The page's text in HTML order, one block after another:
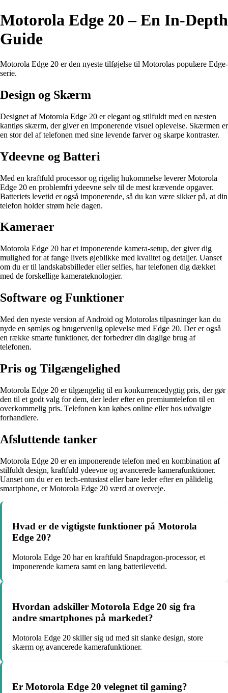
Motorola Edge 20 – En In-Depth
Guide
Motorola Edge 20 er den nyeste tilføjelse til Motorolas populære Edge-
serie.
Design og Skærm
Designet af Motorola Edge 20 er elegant og stilfuldt med en næsten
kantløs skærm, der giver en imponerende visuel oplevelse. Skærmen er
en stor del af telefonen med sine levende farver og skarpe kontraster.
Ydeevne og Batteri
Med en kraftfuld processor og rigelig hukommelse leverer Motorola
Edge 20 en problemfri ydeevne selv til de mest krævende opgaver.
Batteriets levetid er også imponerende, så du kan være sikker på, at din
telefon holder strøm hele dagen.
Kameraer
Motorola Edge 20 har et imponerende kamera-setup, der giver dig
mulighed for at fange livets øjeblikke med kvalitet og detaljer. Uanset
om du er til landskabsbilleder eller selfies, har telefonen dig dækket
med de forskellige kamerateknologier.
Software og Funktioner
Med den nyeste version af Android og Motorolas tilpasninger kan du
nyde en sømløs og brugervenlig oplevelse med Edge 20. Der er også
en række smarte funktioner, der forbedrer din daglige brug af
telefonen.
Pris og Tilgængelighed
Motorola Edge 20 er tilgængelig til en konkurrencedygtig pris, der gør
den til et godt valg for dem, der leder efter en premiumtelefon til en
overkommelig pris. Telefonen kan købes online eller hos udvalgte
forhandlere.
Afsluttende tanker
Motorola Edge 20 er en imponerende telefon med en kombination af
stilfuldt design, kraftfuld ydeevne og avancerede kamerafunktioner.
Uanset om du er en tech-entusiast eller bare leder efter en pålidelig
smartphone, er Motorola Edge 20 værd at overveje.
Hvad er de vigtigste funktioner på Motorola
Edge 20?
Motorola Edge 20 har en kraftfuld Snapdragon-processor, et
imponerende kamera samt en lang batterilevetid.
Hvordan adskiller Motorola Edge 20 sig fra
andre smartphones på markedet?
Motorola Edge 20 skiller sig ud med sit slanke design, store
skærm og avancerede kamerafunktioner.
Er Motorola Edge 20 velegnet til gaming?